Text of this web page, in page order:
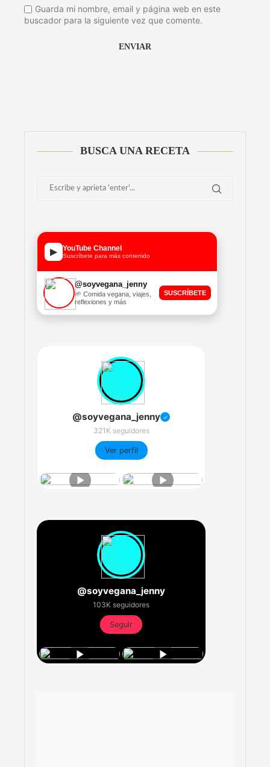
Guarda mi nombre, email y página web en este
buscador para la siguiente vez que comente.
BUSCA UNA RECETA
▶ YouTube Channel
Suscríbete para más contenido
@soyvegana_jenny
🌱 Comida vegana, viajes,
reflexiones y más
SUSCRÍBETE
@soyvegana_jenny ✓
321K seguidores
Ver perfil
@soyvegana_jenny
103K seguidores
Seguir